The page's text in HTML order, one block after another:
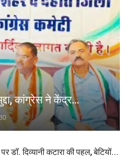
कांग्रेस ने केंद्र...
डॉ. दिव्यानी कटारा की पहल, बेटियों...